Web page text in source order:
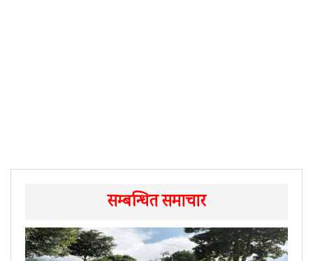
सम्बन्धित समाचार